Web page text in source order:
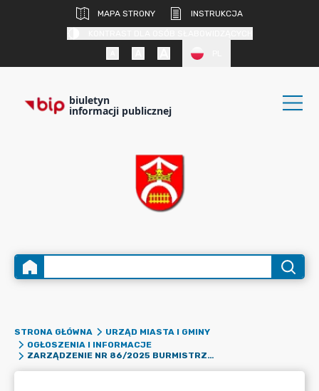
MAPA STRONY
INSTRUKCJA
biuletyn
informacji publicznej
STRONA GŁÓWNA
URZĄD MIASTA I GMINY
OGŁOSZENIA I INFORMACJE
ZARZĄDZENIE NR 86/2025 BURMISTRZA KIKOŁA Z DNIA 10 PAŹDZIERNIKA 2025 R. W SPRAWIE: PRZEPROWADZENIA KONSULTACJI SPOŁECZNYCH PROJEKTU "PROGRAMU WSPÓŁPRACY ORGANÓW GMINY KIKÓŁ Z ORGANIZACJAMI POZARZĄDOWYMI ORAZ PODMIOTAMI, O KTÓRYCH MOWA W ART. 3 UST. 3 USTAWY Z DNIA 24 KWIETNIA 2003 ROKU O DZIAŁALNOŚCI POŻYTKU PUBLICZNEGO I O WOLONTARIACIE NA ROK 2026".